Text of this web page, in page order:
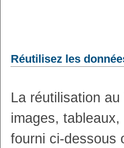
Réutilisez les
La réutilisation
images,
fourni ci-dessous